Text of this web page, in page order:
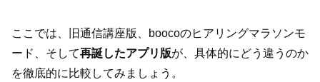
ここでは、旧通信講座版、boocoのヒアリングマラソンモ
ード、そして再誕したアプリ版が、具体的にどう違うのか
を徹底的に比較してみましょう。